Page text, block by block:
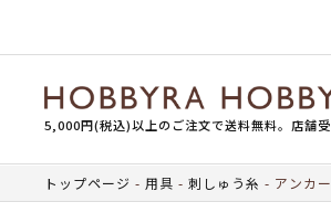
5,000円(税込)以上のご注文で送料無料。店舗
トップページ 用具 刺しゅう糸 アンカ